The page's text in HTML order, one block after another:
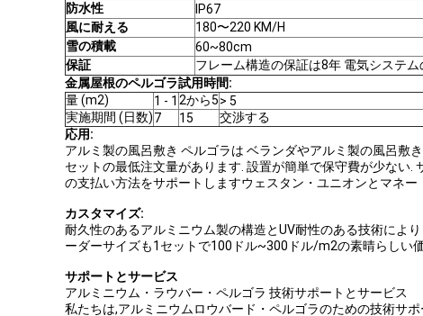
防水性
IP67
風に耐える
180〜220 KM/H
雪の積載
60~80cm
保証
フレーム構造の保証は8年 電気システ
金属屋根のペルゴラ試用時間:
量 (m2)
1 - 1 2から5> 5
実施期間 (日数)7 15
交渉する
応用:
アルミ製の風呂敷き ペルゴラは ベランダやアルミ製の風呂敷
セットの最低注文量があります. 設置が簡単で保守費が少ない
の支払い方法をサポートしますウェスタン・ユニオンとマネ
カスタマイズ:
耐久性のあるアルミニウム製の構造とUV耐性のある技術によ
ーダーサイズも1セットで100ドル~300ドル/m2の素晴らしい
サポートとサービス
アルミニウム・ラウバー・ペルゴラ 技術サポートとサービス
私たちは,アルミニウムロウバード・ペルゴラのための技術サ